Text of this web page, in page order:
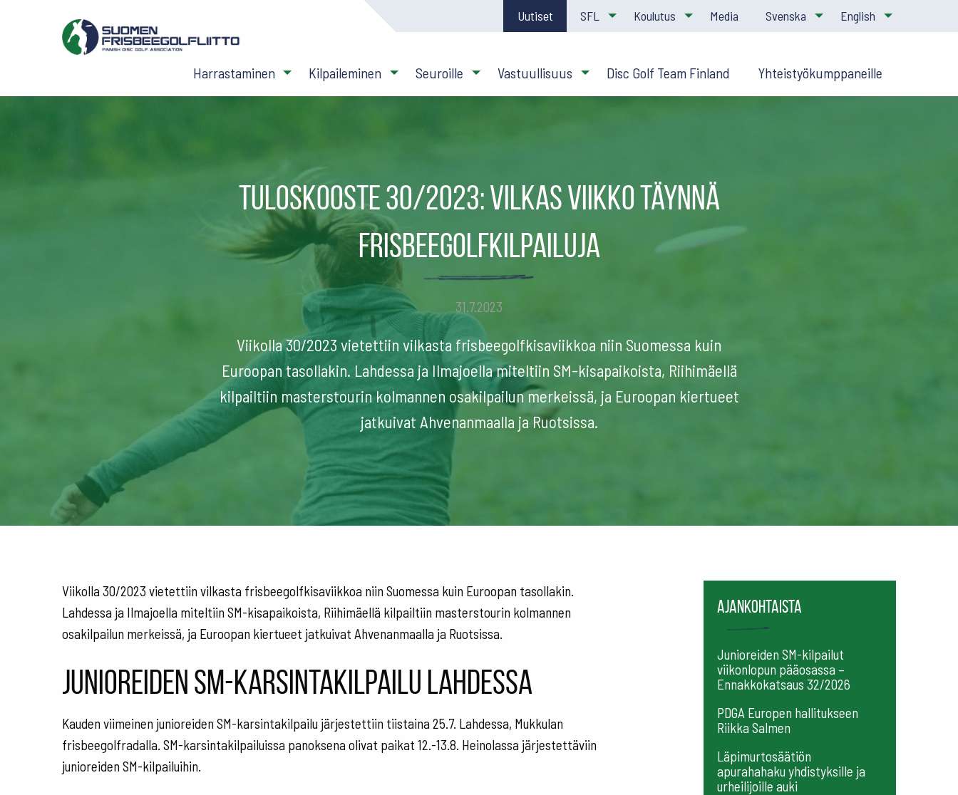
Uutiset SFL Koulutus Media Svenska English
Harrastaminen Kilpaileminen Seuroille Vastuullisuus Disc Golf Team Finland Yhteistyökumppaneille
Tuloskooste 30/2023: Vilkas viikko täynnä
frisbeegolfkilpailuja
31.7.2023
Viikolla 30/2023 vietettiin vilkasta frisbeegolfkisaviikkoa niin Suomessa kuin
Euroopan tasollakin. Lahdessa ja Ilmajoella miteltiin SM-kisapaikoista, Riihimäellä
kilpailtiin masterstourin kolmannen osakilpailun merkeissä, ja Euroopan kiertueet
jatkuivat Ahvenanmaalla ja Ruotsissa.
Viikolla 30/2023 vietettiin vilkasta frisbeegolfkisaviikkoa niin Suomessa kuin Euroopan tasollakin.
Lahdessa ja Ilmajoella miteltiin SM-kisapaikoista, Riihimäellä kilpailtiin masterstourin kolmannen
osakilpailun merkeissä, ja Euroopan kiertueet jatkuivat Ahvenanmaalla ja Ruotsissa.
Junioreiden SM-karsintakilpailu Lahdessa
Kauden viimeinen junioreiden SM-karsintakilpailu järjestettiin tiistaina 25.7. Lahdessa, Mukkulan
frisbeegolfradalla. SM-karsintakilpailuissa panoksena olivat paikat 12.-13.8. Heinolassa järjestettäviin
junioreiden SM-kilpailuihin.
Ajankohtaista
Junioreiden SM-kilpailut
viikonlopun pääosassa –
Ennakkokatsaus 32/2026
PDGA Europen hallitukseen
Riikka Salmen
Läpimurtosäätiön
apurahahaku yhdistyksille ja
urheilijoille auki